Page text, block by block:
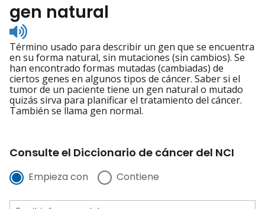
gen natural
Listen
to
pronunciation
Término usado para describir un gen que se encuentra
en su forma natural, sin mutaciones (sin cambios). Se
han encontrado formas mutadas (cambiadas) de
ciertos genes en algunos tipos de cáncer. Saber si el
tumor de un paciente tiene un gen natural o mutado
quizás sirva para planificar el tratamiento del cáncer.
También se llama gen normal.
Consulte el Diccionario de cáncer del NCI
Empieza con Contiene